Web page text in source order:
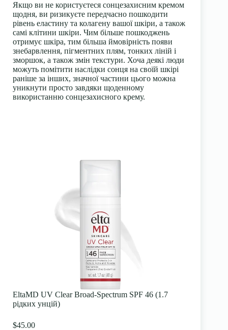
Якщо ви не користуєтеся сонцезахисним кремом
щодня, ви ризикуєте передчасно пошкодити
рівень еластину та колагену вашої шкіри, а також
самі клітини шкіри. Чим більше пошкоджень
отримує шкіра, тим більша ймовірність появи
знебарвлення, пігментних плям, тонких ліній і
зморшок, а також змін текстури. Хоча деякі люди
можуть помітити наслідки сонця на своїй шкірі
раніше за інших, значної частини цього можна
уникнути просто завдяки щоденному
використанню сонцезахисного крему.
EltaMD UV Clear Broad-Spectrum SPF 46 (1.7
рідких унцій)
$45.00